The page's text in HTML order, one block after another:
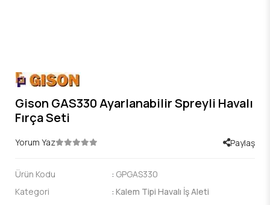
Gison GAS330 Ayarlanabilir Spreyli Havalı
Fırça Seti
Yorum Yaz Paylaş
Ürün Kodu : GPGAS330
Kategori
: Kalem Tipi Havalı İş Aleti